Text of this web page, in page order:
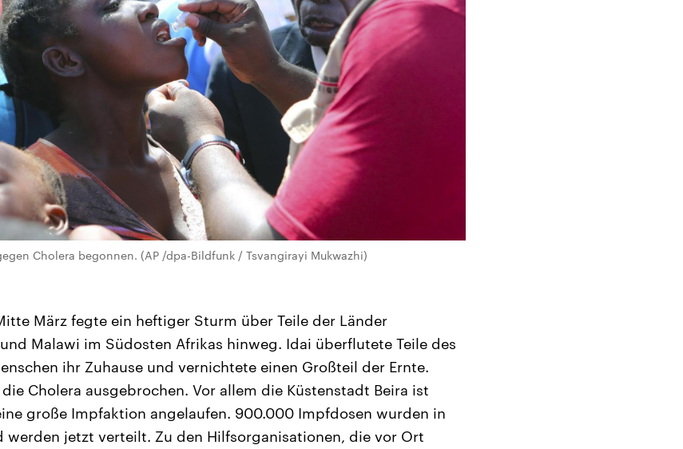
Cholera begonnen. (AP /dpa-Bildfunk / Tsvangirayi Mukwazhi)
März fegte ein heftiger Sturm über Teile der Länder
Malawi im Südosten Afrikas hinweg. Idai überflutete Teile des
ihr Zuhause und vernichtete einen Großteil der Ernte.
Cholera ausgebrochen. Vor allem die Küstenstadt Beira ist
große Impfaktion angelaufen. 900.000 Impfdosen wurden in
werden jetzt verteilt. Zu den Hilfsorganisationen, die vor Ort